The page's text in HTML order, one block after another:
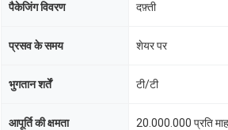
पैकेजिंग विवरण दफ़्ती
प्रसव के समय शेयर पर
भुगतान शर्तें टी/टी
आपूर्ति की क्षमता 20.000.000 प्रति माह